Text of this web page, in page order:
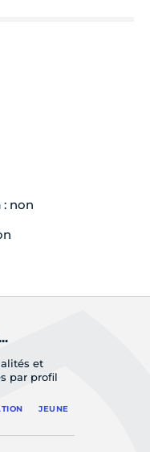
: non
et
par profil
JEUNE